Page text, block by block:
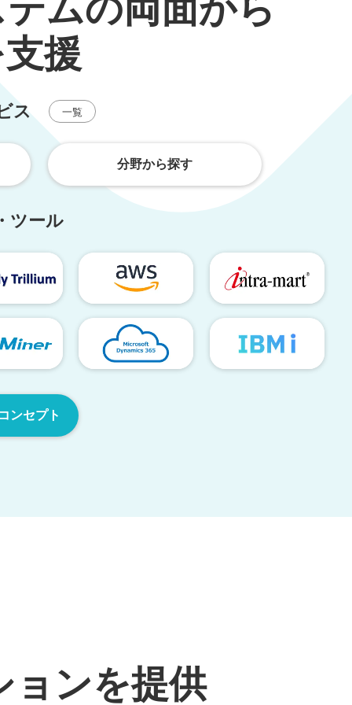
ムの両面から
援
ス 一覧
分野から探す
ツール
ンセプト
ョンを提供